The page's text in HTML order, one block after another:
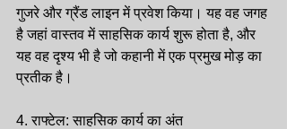
गुजरे और ग्रैंड लाइन में प्रवेश किया। यह वह जगह
है जहां वास्तव में साहसिक कार्य शुरू होता है, और
यह वह दृश्य भी है जो कहानी में एक प्रमुख मोड़ का
प्रतीक है।
4. राफ्टेल: साहसिक कार्य का अंत